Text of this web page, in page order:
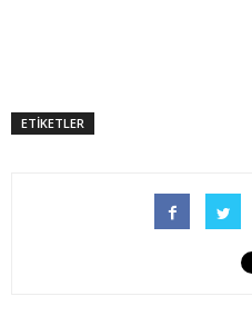
ETİKETLER